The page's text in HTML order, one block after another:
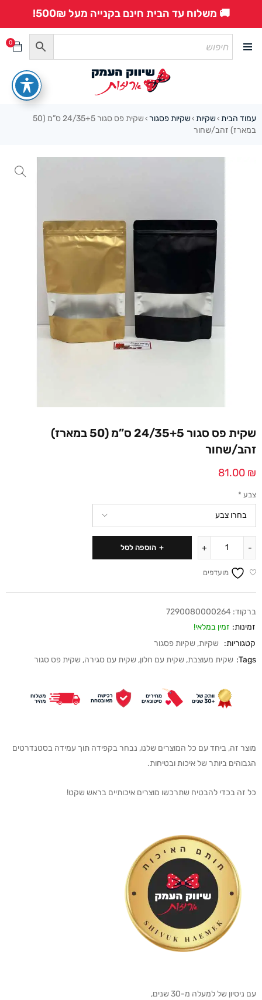
🚚 משלוח עד הבית חינם בקנייה מעל 500₪!
0
עמוד הבית ›שקיות ›שקיות פסגור ›
שקית פס סגור 24/35+5 ס”מ (50
במארז) זהב/שחור
שקית פס סגור 24/35+5 ס”מ (50 במארז)
זהב/שחור
81.00 ₪
צבע *
הוספה לסל
מועדפים
ברקוד: 7290080000264
זמינות: זמין במלאי!
קטגוריות:
שקיות, שקיות פסגור
Tags: שקית מעוצבת, שקית עם חלון, שקית עם סגירה, שקית פס סגור
מוצר זה, ביחד עם כל המוצרים שלנו, נבחר בקפידה תוך עמידה בסטנדרטים
הגבוהים ביותר של איכות ובטיחות.
כל זה בכדי להבטיח שתרכשו מוצרים איכותיים בראש שקט!
עם ניסיון של למעלה מ-30 שנים,